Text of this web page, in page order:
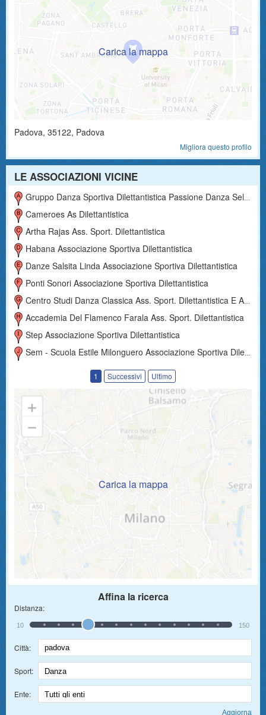
Padova, 35122, Padova
Migliora questo profilo
LE ASSOCIAZIONI VICINE
Gruppo Danza Sportiva Dilettantistica Passione Danza Selena
Cameroes As Dilettantistica
Artha Rajas Ass. Sport. Dilettantistica
Habana Associazione Sportiva Dilettantistica
Danze Salsita Linda Associazione Sportiva Dilettantistica
Ponti Sonori Associazione Sportiva Dilettantistica
Centro Studi Danza Classica Ass. Sport. Dilettantistica E Aps
Accademia Del Flamenco Farala Ass. Sport. Dilettantistica
Step Associazione Sportiva Dilettantistica
Sem - Scuola Estile Milonguero Associazione Sportiva Dilettantistica
1 Successivi Ultimo
Carica la mappa
Affina la ricerca
Distanza:
10 150
Città:
Sport:
Ente: